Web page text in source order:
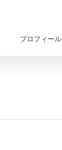
プロフィール